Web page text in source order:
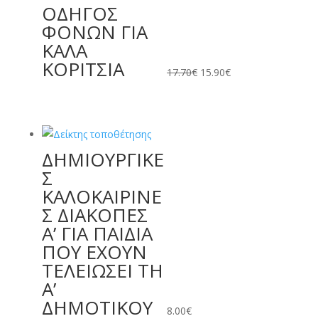
ΟΔΗΓΟΣ
ΦΟΝΩΝ ΓΙΑ
ΚΑΛΑ
ΚΟΡΙΤΣΙΑ 17.70€ 17.70€.
15.90€είναι:
ΔΗΜΙΟΥΡΓΙΚΕ
Σ
ΚΑΛΟΚΑΙΡΙΝΕ
Σ ΔΙΑΚΟΠΕΣ
Α’ ΓΙΑ ΠΑΙΔΙΑ
ΠΟΥ ΕΧΟΥΝ
ΤΕΛΕΙΩΣΕΙ ΤΗ
Α’
ΔΗΜΟΤΙΚΟΥ 8.00€